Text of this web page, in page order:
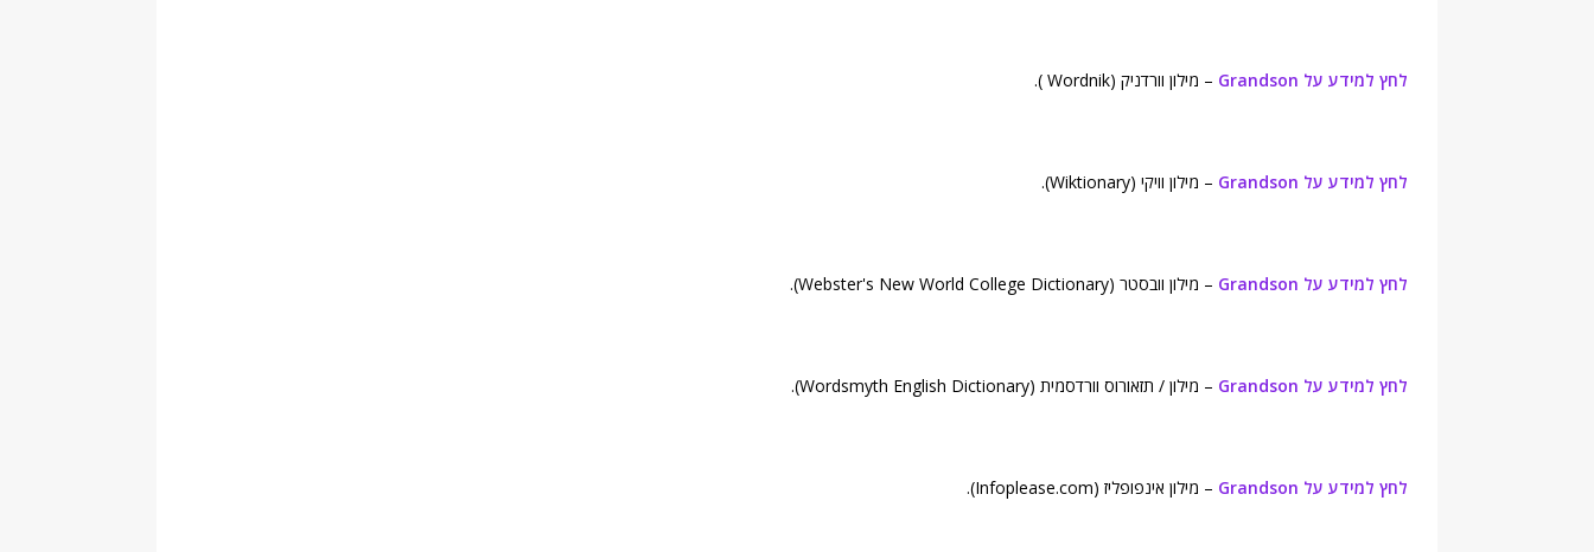
לחץ למידע על Grandson – מילון וורדניק (Wordnik ).
לחץ למידע על Grandson – מילון וויקי (Wiktionary).
לחץ למידע על Grandson – מילון וובסטר (Webster's New World College Dictionary).
לחץ למידע על Grandson – מילון / תזאורוס וורדסמית (Wordsmyth English Dictionary).
לחץ למידע על Grandson – מילון אינפופליז (Infoplease.com).